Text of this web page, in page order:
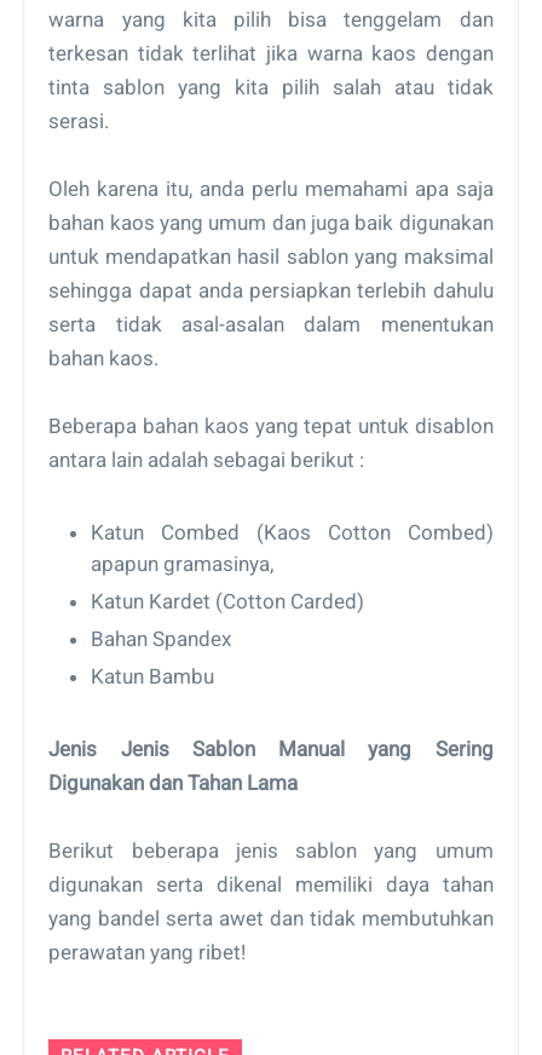
warna yang kita pilih bisa tenggelam dan
terkesan tidak terlihat jika warna kaos dengan
tinta sablon yang kita pilih salah atau tidak
serasi.
Oleh karena itu, anda perlu memahami apa saja
bahan kaos yang umum dan juga baik digunakan
untuk mendapatkan hasil sablon yang maksimal
sehingga dapat anda persiapkan terlebih dahulu
serta tidak asal-asalan dalam menentukan
bahan kaos.
Beberapa bahan kaos yang tepat untuk disablon
antara lain adalah sebagai berikut :
Katun Combed (Kaos Cotton Combed)
apapun gramasinya,
Katun Kardet (Cotton Carded)
Bahan Spandex
Katun Bambu
Jenis Jenis Sablon Manual yang Sering
Digunakan dan Tahan Lama
Berikut beberapa jenis sablon yang umum
digunakan serta dikenal memiliki daya tahan
yang bandel serta awet dan tidak membutuhkan
perawatan yang ribet!